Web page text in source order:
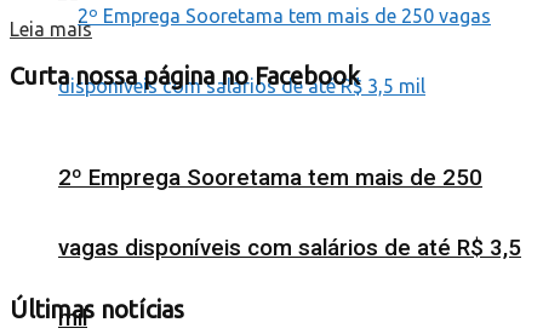
2º Emprega Sooretama tem mais de 250
vagas disponíveis com salários de até R$ 3,5
mil
Leia mais
Curta nossa página no Facebook
Últimas notícias